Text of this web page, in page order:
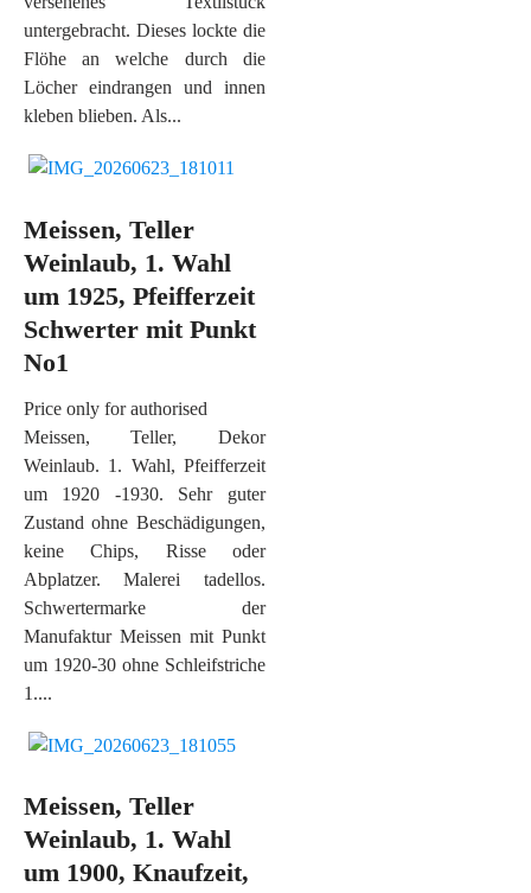
untergebracht. Dieses lockte die
Flöhe an welche durch die
Löcher eindrangen und innen
kleben blieben. Als...
Meissen, Teller
Weinlaub, 1. Wahl
um 1925, Pfeifferzeit
Schwerter mit Punkt
No1
Price only for authorised
Meissen, Teller, Dekor
Weinlaub. 1. Wahl, Pfeifferzeit
um 1920 -1930. Sehr guter
Zustand ohne Beschädigungen,
keine Chips, Risse oder
Abplatzer. Malerei tadellos.
Schwertermarke der
Manufaktur Meissen mit Punkt
um 1920-30 ohne Schleifstriche
1....
Meissen, Teller
Weinlaub, 1. Wahl
um 1900, Knaufzeit,